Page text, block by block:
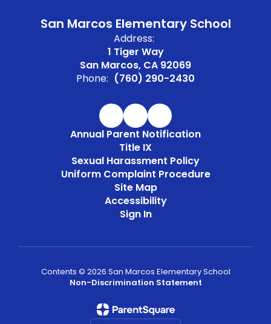
San Marcos Elementary School
Address:
1 Tiger Way
San Marcos, CA 92069
Phone: (760) 290-2430
Annual Parent Notification
Title IX
Sexual Harassment Policy
Uniform Complaint Procedure
Site Map
Accessibility
Sign In
Contents © 2026 San Marcos Elementary School
Non-Discrimination Statement